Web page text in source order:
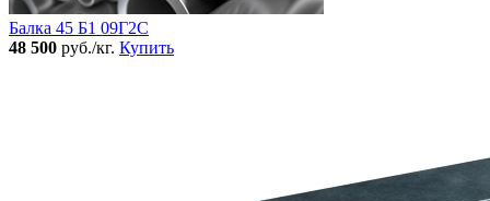
Балка 45 Б1 09Г2С
48 500 руб./кг. Купить